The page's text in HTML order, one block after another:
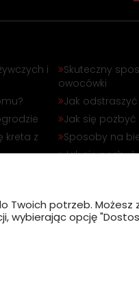
i
kreta z
Skuteczny
owocówki
Jak
Jak się pozbyć
Sposoby na
Jak się
Twoich potrzeb.
wybierając opcję